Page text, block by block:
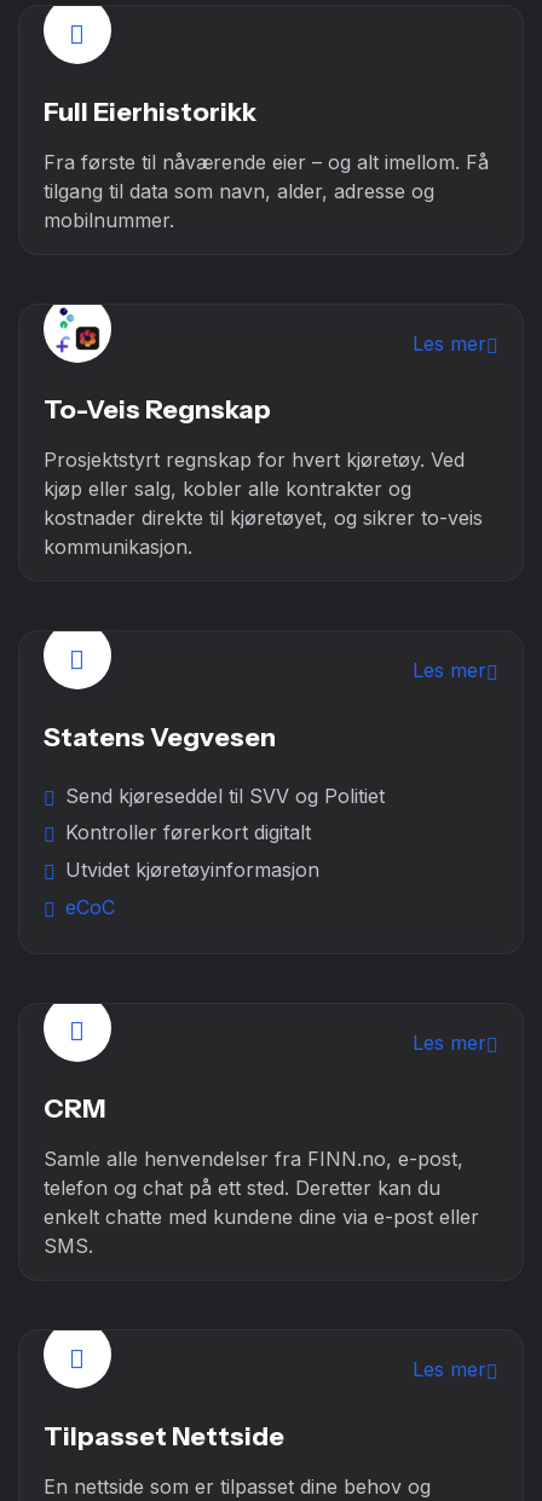
Full Eierhistorikk
Fra første til nåværende eier – og alt imellom. Få
tilgang til data som navn, alder, adresse og
mobilnummer.
Les mer
To-Veis Regnskap
Prosjektstyrt regnskap for hvert kjøretøy. Ved
kjøp eller salg, kobler alle kontrakter og
kostnader direkte til kjøretøyet, og sikrer to-veis
kommunikasjon.
Les mer
Statens Vegvesen
Send kjøreseddel til SVV og Politiet
Kontroller førerkort digitalt
Utvidet kjøretøyinformasjon
eCoC
Les mer
CRM
Samle alle henvendelser fra FINN.no, e-post,
telefon og chat på ett sted. Deretter kan du
enkelt chatte med kundene dine via e-post eller
SMS.
Les mer
Tilpasset Nettside
En nettside som er tilpasset dine behov og